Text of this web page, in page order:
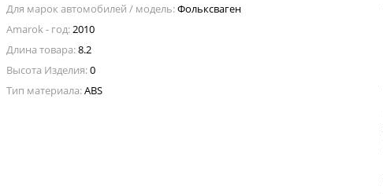
Для марок автомобилей / модель:Фольксваген
Amarok - год:2010
Длина товара:8.2
Высота Изделия:0
Тип материала:ABS